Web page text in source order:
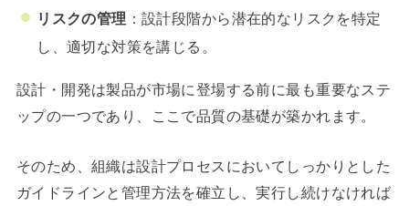
リスクの管理 ：設計段階から潜在的なリスクを特定
し、適切な対策を講じる。
設計・開発は製品が市場に登場する前に最も重要なステ
ップの一つであり、ここで品質の基礎が築かれます。
そのため、組織は設計プロセスにおいてしっかりとした
ガイドラインと管理方法を確立し、実行し続けなければ